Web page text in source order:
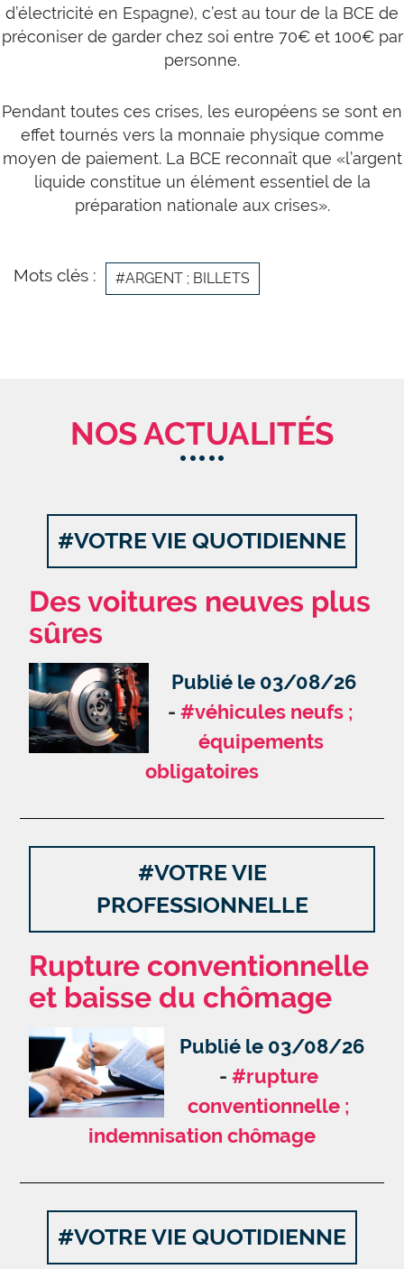
d’électricité en Espagne), c’est au tour de la BCE de
préconiser de garder chez soi entre 70€ et 100€ par
personne.
Pendant toutes ces crises, les européens se sont en
effet tournés vers la monnaie physique comme
moyen de paiement. La BCE reconnaît que «l’argent
liquide constitue un élément essentiel de la
préparation nationale aux crises».
Mots clés : #ARGENT ; BILLETS
NOS ACTUALITÉS
#VOTRE VIE QUOTIDIENNE
Des voitures neuves plus
sûres
Publié le 03/08/26
#véhicules neufs ;
équipements
obligatoires
#VOTRE VIE
PROFESSIONNELLE
Rupture conventionnelle
et baisse du chômage
Publié le 03/08/26
#rupture
conventionnelle ;
indemnisation chômage
#VOTRE VIE QUOTIDIENNE